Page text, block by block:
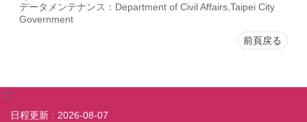
データメンテナンス：Department of Civil Affairs,Taipei City
Government
前頁戻る
:::
日程更新
2026-08-07